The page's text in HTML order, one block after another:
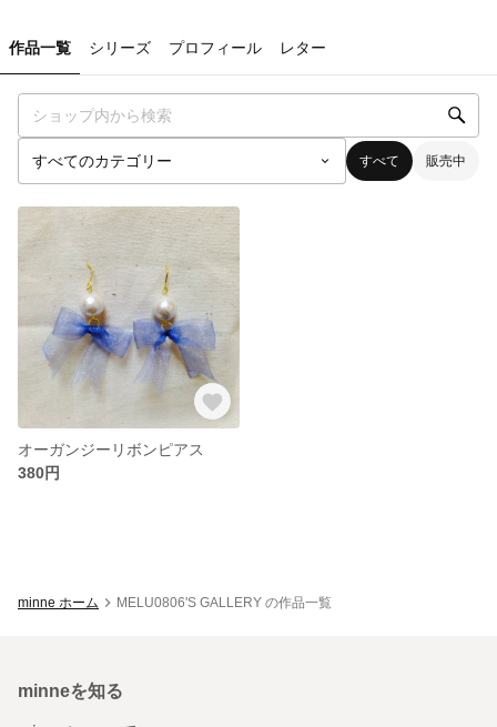
作品一覧 シリーズ プロフィール レター
すべて 販売中
オーガンジーリボンピアス
380円
minne ホーム MELU0806'S GALLERY の作品一覧
minneを知る